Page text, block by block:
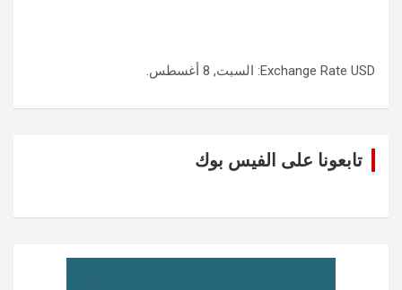
Exchange Rate USD : السبت, 8 أغسطس.
تابعونا على الفيس بوك